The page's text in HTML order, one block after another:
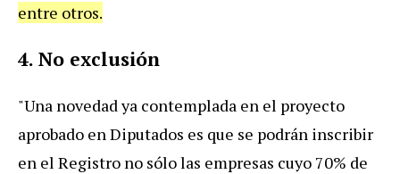
entre otros.
4. No exclusión
"Una novedad ya contemplada en el proyecto
aprobado en Diputados es que se podrán inscribir
en el Registro no sólo las empresas cuyo 70% de